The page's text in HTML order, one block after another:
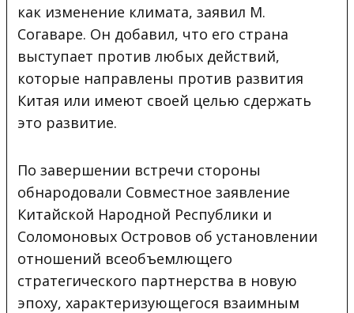
как изменение климата, заявил М.
Согаваре. Он добавил, что его страна
выступает против любых действий,
которые направлены против развития
Китая или имеют своей целью сдержать
это развитие.
По завершении встречи стороны
обнародовали Совместное заявление
Китайской Народной Республики и
Соломоновых Островов об установлении
отношений всеобъемлющего
стратегического партнерства в новую
эпоху, характеризующегося взаимным